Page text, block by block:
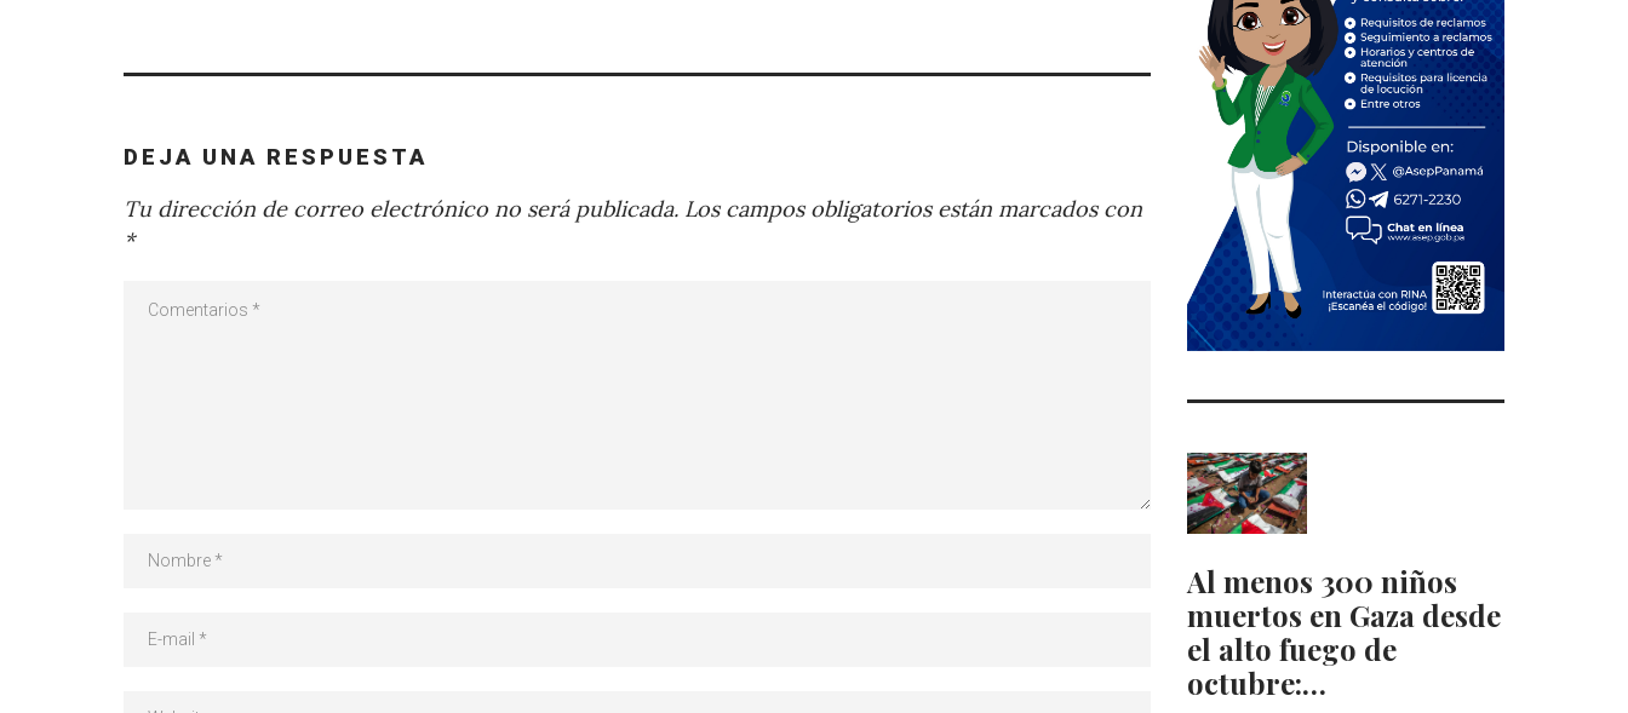
DEJA UNA RESPUESTA
Tu dirección de correo electrónico no será publicada. Los campos obligatorios están marcados con
*
Al menos 300 niños
muertos en Gaza desde
el alto fuego de
octubre:…